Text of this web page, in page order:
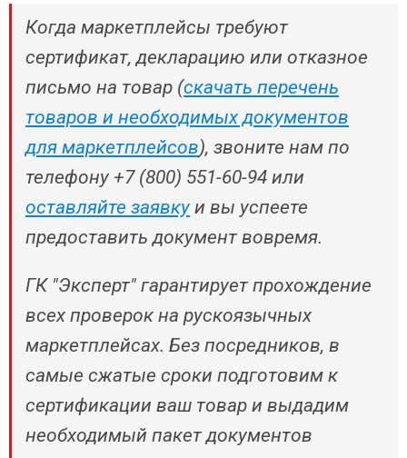
Когда маркетплейсы требуют
сертификат, декларацию или отказное
письмо на товар (скачать перечень
товаров и необходимых документов
для маркетплейсов), звоните нам по
телефону +7 (800) 551-60-94 или
оставляйте заявку и вы успеете
предоставить документ вовремя.
ГК "Эксперт" гарантирует прохождение
всех проверок на рускоязычных
маркетплейсах. Без посредников, в
самые сжатые сроки подготовим к
сертификации ваш товар и выдадим
необходимый пакет документов